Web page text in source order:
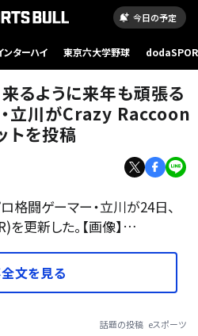
今日の予定
ンターハイ 東京六大学野球
るように来年も頑張る
・立川がCrazy Raccoon
トを投稿
闘ゲーマー・立川が24日、
更新した。【画像】…
文を見る
話題の投稿 eスポーツ